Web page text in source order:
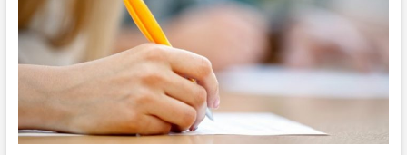
Sebastião